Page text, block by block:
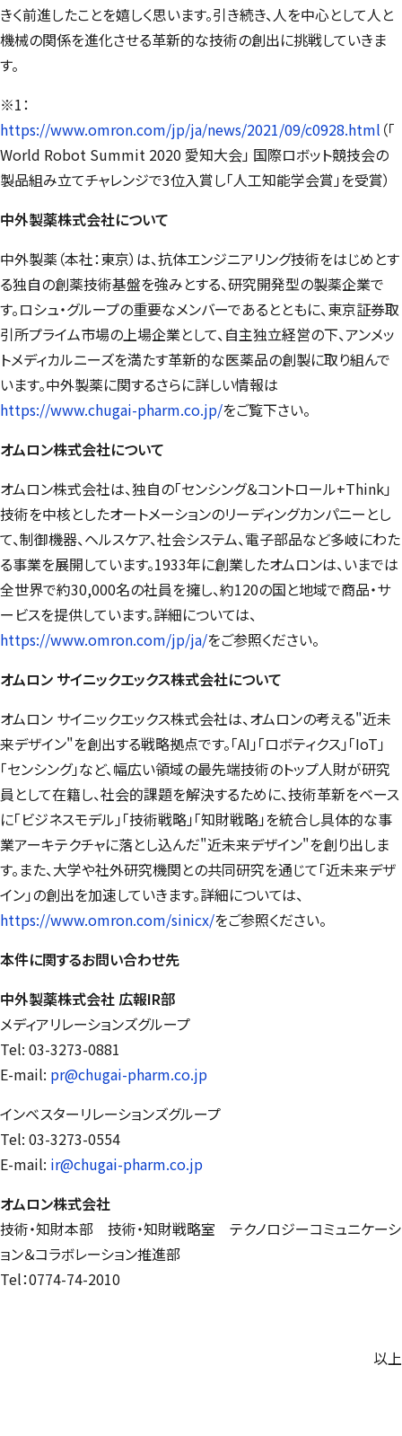
きく前進したことを嬉しく思います。引き続き、人を中心として人と
機械の関係を進化させる革新的な技術の創出に挑戦していきま
す。
※1：
https://www.omron.com/jp/ja/news/2021/09/c0928.html （「
World Robot Summit 2020 愛知大会」 国際ロボット競技会の
製品組み立てチャレンジで3位入賞し「人工知能学会賞」を受賞）
中外製薬株式会社について
中外製薬（本社：東京）は、抗体エンジニアリング技術をはじめとす
る独自の創薬技術基盤を強みとする、研究開発型の製薬企業で
す。ロシュ・グループの重要なメンバーであるとともに、東京証券取
引所プライム市場の上場企業として、自主独立経営の下、アンメッ
トメディカルニーズを満たす革新的な医薬品の創製に取り組んで
います。中外製薬に関するさらに詳しい情報は
https://www.chugai-pharm.co.jp/をご覧下さい。
オムロン株式会社について
オムロン株式会社は、独自の「センシング＆コントロール+Think」
技術を中核としたオートメーションのリーディングカンパニーとし
て、制御機器、ヘルスケア、社会システム、電子部品など多岐にわた
る事業を展開しています。1933年に創業したオムロンは、いまでは
全世界で約30,000名の社員を擁し、約120の国と地域で商品・サ
ービスを提供しています。詳細については、
https://www.omron.com/jp/ja/をご参照ください。
オムロン サイニックエックス株式会社について
オムロン サイニックエックス株式会社は、オムロンの考える"近未
来デザイン"を創出する戦略拠点です。「AI」「ロボティクス」「IoT」
「センシング」など、幅広い領域の最先端技術のトップ人財が研究
員として在籍し、社会的課題を解決するために、技術革新をベース
に「ビジネスモデル」「技術戦略」「知財戦略」を統合し具体的な事
業アーキテクチャに落とし込んだ"近未来デザイン"を創り出しま
す。また、大学や社外研究機関との共同研究を通じて「近未来デザ
イン」の創出を加速していきます。詳細については、
https://www.omron.com/sinicx/をご参照ください。
本件に関するお問い合わせ先
中外製薬株式会社 広報IR部
メディアリレーションズグループ
Tel: 03-3273-0881
E-mail: pr@chugai-pharm.co.jp
インベスターリレーションズグループ
Tel: 03-3273-0554
E-mail: ir@chugai-pharm.co.jp
オムロン株式会社
技術・知財本部 技術・知財戦略室 テクノロジーコミュニケーシ
ョン＆コラボレーション推進部
Tel：0774-74-2010
以上